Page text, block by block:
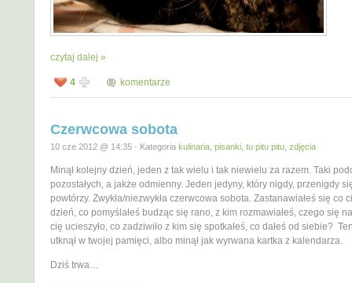
czytaj dalej »
4 komentarze
Czerwcowa sobota
10 cze 2012 @ 14:35 · Kategoria kulinaria pisanki, tu pitu pitu zdjęcia
Minął kolejny dzień, jeden z tak wielu i tak niewielu za razem. Taki
pozostałych, a jakże odmienny. Jeden jedyny, który nigdy, przenigdy
powtórzy. Zwykła/niezwykła czerwcowa sobota. Zastanawiałeś się co
dzień, co pomyślałeś budząc się rano, z kim rozmawiałeś, czego się
cię ucieszyło, co zadziwiło z kim się spotkałeś, co dałeś od siebie?
utknął w twojej pamięci, albo minął jak wyrwana kartka z kalendarza.
Dziś trwa…